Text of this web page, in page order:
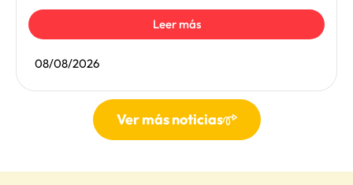
Leer más
08/08/2026
Ver más noticias